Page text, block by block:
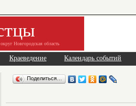
Новгородская область
Краеведение Календарь событий
Поделиться…